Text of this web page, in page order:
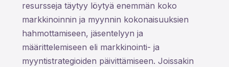
resursseja täytyy löytyä enemmän koko
markkinoinnin ja myynnin kokonaisuuksien
hahmottamiseen, jäsentelyyn ja
määrittelemiseen eli markkinointi- ja
myyntistrategioiden päivittämiseen. Joissakin